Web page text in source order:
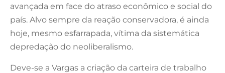
avançada em face do atraso econômico e social do
país. Alvo sempre da reação conservadora, é ainda
hoje, mesmo esfarrapada, vítima da sistemática
depredação do neoliberalismo.
Deve-se a Vargas a criação da carteira de trabalho